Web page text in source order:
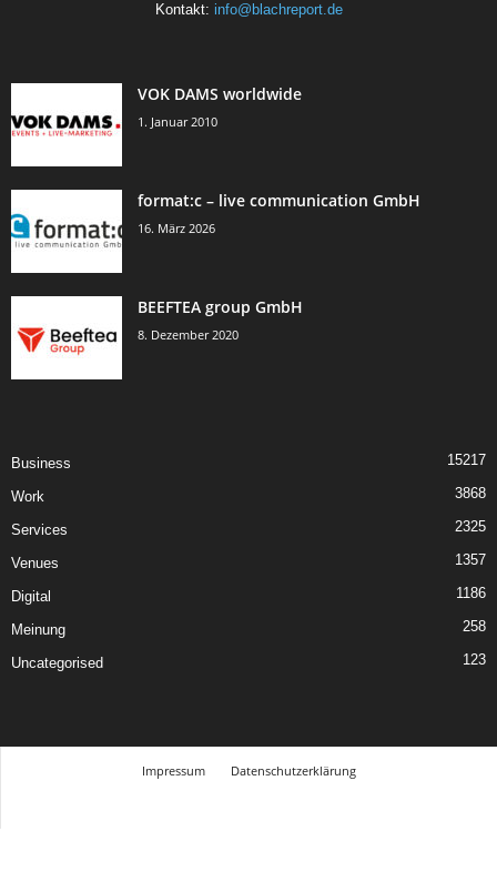
Kontakt: info@blachreport.de
VOK DAMS worldwide
1. Januar 2010
format:c – live communication GmbH
16. März 2026
BEEFTEA group GmbH
8. Dezember 2020
Business 15217
Work 3868
Services 2325
Venues 1357
Digital 1186
Meinung 258
Uncategorised 123
Impressum
Datenschutzerklärung